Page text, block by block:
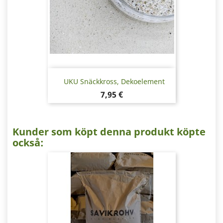
UKU Snäckkross, Dekoelement
Pris
7,95 €
Kunder som köpt denna produkt köpte
också: